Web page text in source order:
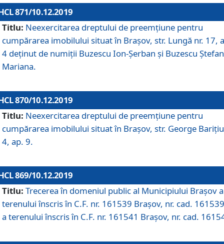
871/10.12.2019
Titlu: Neexercitarea dreptului de preemţiune pentru
cumpărarea imobilului situat în Braşov, str. Lungă nr. 17,
4 deţinut de numiţii Buzescu Ion-Şerban și Buzescu
Mariana.
870/10.12.2019
Titlu: Neexercitarea dreptului de preemţiune pentru
cumpărarea imobilului situat în Braşov, str. George
4, ap. 9.
869/10.12.2019
Titlu: Trecerea în domeniul public al Municipiului Braşov a
terenului înscris în C.F. nr. 161539 Brașov, nr. cad.
a terenului înscris în C.F. nr. 161541 Brașov, nr. cad.